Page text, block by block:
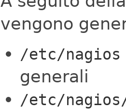
vengono
/etc/nagios
generali
/etc/nagios/